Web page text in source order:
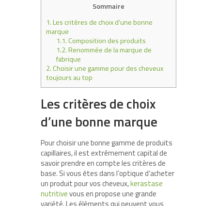
Sommaire
1.Les critères de choix d’une bonne
marque
1.1.Composition des produits
1.2.Renommée de la marque de
fabrique
2.Choisir une gamme pour des cheveux
toujours au top
Les critères de choix
d’une bonne marque
Pour choisir une bonne gamme de produits
capillaires, il est extrêmement capital de
savoir prendre en compte les critères de
base. Si vous êtes dans l’optique d’acheter
un produit pour vos cheveux,kerastase
nutritivevous en propose une grande
variété. Les éléments qui peuvent vous